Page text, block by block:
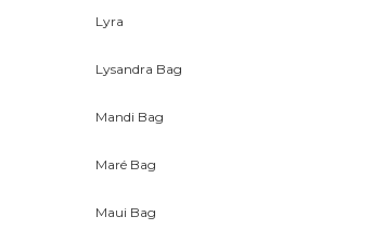
Lyra
Lysandra Bag
Mandi Bag
Maré Bag
Maui Bag